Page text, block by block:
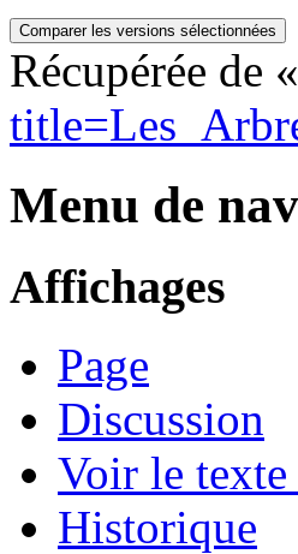
Récupérée de «
Menu de
Affichages
Page
Discussion
Voir le texte
Historique